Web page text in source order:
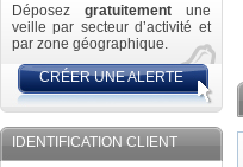
Déposez gratuitement une
veille par secteur d’activité et
par zone géographique.
CRÉER UNE ALERTE
IDENTIFICATION CLIENT